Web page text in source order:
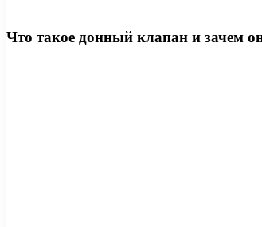
Что такое донный клапан и зачем